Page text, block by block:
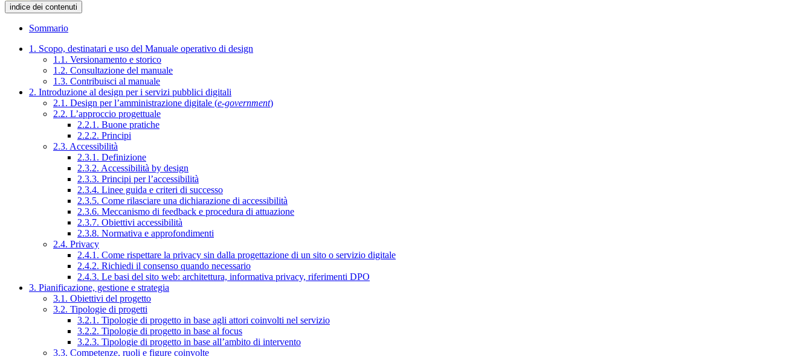
indice dei contenuti
Sommario
1. Scopo, destinatari e uso del Manuale operativo di design
1.1. Versionamento e storico
1.2. Consultazione del manuale
1.3. Contribuisci al manuale
2. Introduzione al design per i servizi pubblici digitali
2.1. Design per l’amministrazione digitale (e-government)
2.2. L’approccio progettuale
2.2.1. Buone pratiche
2.2.2. Principi
2.3. Accessibilità
2.3.1. Definizione
2.3.2. Accessibilità by design
2.3.3. Principi per l’accessibilità
2.3.4. Linee guida e criteri di successo
2.3.5. Come rilasciare una dichiarazione di accessibilità
2.3.6. Meccanismo di feedback e procedura di attuazione
2.3.7. Obiettivi accessibilità
2.3.8. Normativa e approfondimenti
2.4. Privacy
2.4.1. Come rispettare la privacy sin dalla progettazione di un sito o servizio digitale
2.4.2. Richiedi il consenso quando necessario
2.4.3. Le basi del sito web: architettura, informativa privacy, riferimenti DPO
3. Pianificazione, gestione e strategia
3.1. Obiettivi del progetto
3.2. Tipologie di progetti
3.2.1. Tipologie di progetto in base agli attori coinvolti nel servizio
3.2.2. Tipologie di progetto in base al focus
3.2.3. Tipologie di progetto in base all’ambito di intervento
3.3. Competenze, ruoli e figure coinvolte